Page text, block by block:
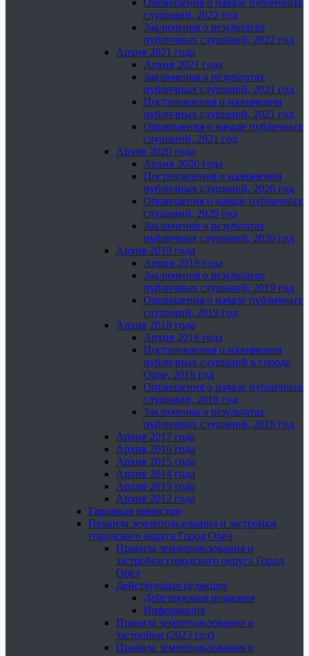
Оповещения о начале публичных
слушаний, 2022 год
Заключения о результатах
публичных слушаний, 2022 год
Архив 2021 года
Архив 2021 года
Заключения о результатах
публичных слушаний, 2021 год
Постановления о назначении
публичных слушаний, 2021 год
Оповещения о начале публичных
слушаний, 2021 год
Архив 2020 года
Архив 2020 года
Постановления о назначении
публичных слушаний, 2020 год
Оповещения о начале публичных
слушаний, 2020 год
Заключения о результатах
публичных слушаний, 2020 год
Архив 2019 года
Архив 2019 года
Заключения о результатах
публичных слушаний, 2019 год
Оповещения о начале публичных
слушаний, 2019 год
Архив 2018 года
Архив 2018 года
Постановления о назначении
публичных слушаний в городе
Орле, 2018 год
Оповещения о начале публичных
слушаний, 2018 год
Заключения о результатах
публичных слушаний, 2018 год
Архив 2017 года
Архив 2016 года
Архив 2015 года
Архив 2014 года
Архив 2013 года
Архив 2012 года
Гаражная амнистия
Правила землепользования и застройки
городского округа Город Орёл
Правила землепользования и
застройки городского округа Город
Орёл
Действующая редакция
Действующая редакция
Информация
Правила землепользования и
застройки (2023 год)
Правила землепользования и